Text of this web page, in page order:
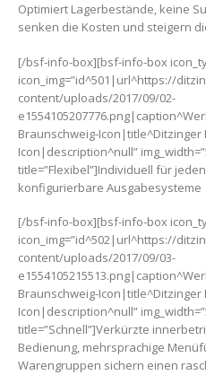
Optimiert Lagerbestände, keine
senken die Kosten und steigern
[/bsf-info-box][bsf-info-box
icon_img=”id^501|url^https://
content/uploads/2017/09/02-
Braunschweig-Icon|title^Ditzinger
Icon|description^null”
title=”Flexibel”]Individuell für
konfigurierbare Ausgabesysteme
[/bsf-info-box][bsf-info-box
icon_img=”id^502|url^https://
content/uploads/2017/09/03-
Braunschweig-Icon|title^Ditzinger
Icon|description^null”
title=”Schnell”]Verkürzte
Bedienung, mehrsprachige
Warengruppen sichern einen